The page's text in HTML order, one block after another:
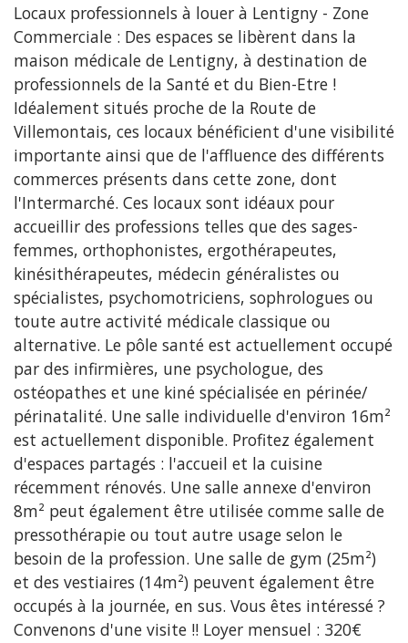
Locaux professionnels à louer à Lentigny - Zone
Commerciale : Des espaces se libèrent dans la
maison médicale de Lentigny, à destination de
professionnels de la Santé et du Bien-Etre !
Idéalement situés proche de la Route de
Villemontais, ces locaux bénéficient d'une visibilité
importante ainsi que de l'affluence des différents
commerces présents dans cette zone, dont
l'Intermarché. Ces locaux sont idéaux pour
accueillir des professions telles que des sages-
femmes, orthophonistes, ergothérapeutes,
kinésithérapeutes, médecin généralistes ou
spécialistes, psychomotriciens, sophrologues ou
toute autre activité médicale classique ou
alternative. Le pôle santé est actuellement occupé
par des infirmières, une psychologue, des
ostéopathes et une kiné spécialisée en périnée/
périnatalité. Une salle individuelle d'environ 16m²
est actuellement disponible. Profitez également
d'espaces partagés : l'accueil et la cuisine
récemment rénovés. Une salle annexe d'environ
8m² peut également être utilisée comme salle de
pressothérapie ou tout autre usage selon le
besoin de la profession. Une salle de gym (25m²)
et des vestiaires (14m²) peuvent également être
occupés à la journée, en sus. Vous êtes intéressé ?
Convenons d'une visite !! Loyer mensuel : 320€